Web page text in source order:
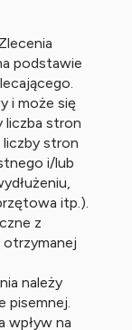
podstawie
i może się
liczba stron
stron
i/lub
itp.).
z
otrzymanej
należy
pisemnej.
wpływ na